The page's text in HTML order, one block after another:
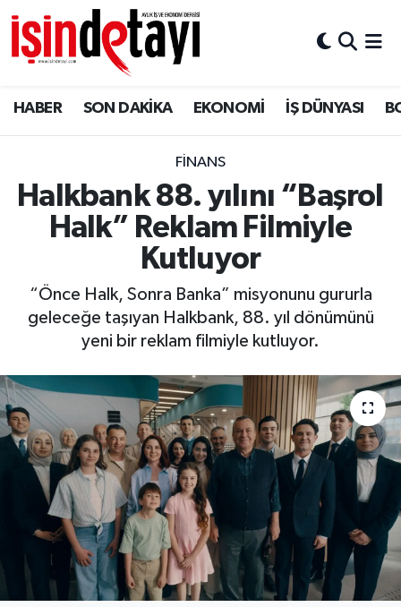
HABER SON DAKİKA EKONOMİ İŞ DÜNYASI
FİNANS
Halkbank 88. yılını “Başrol
Halk” Reklam Filmiyle
Kutluyor
“Önce Halk, Sonra Banka” misyonunu gururla
geleceğe taşıyan Halkbank, 88. yıl dönümünü
yeni bir reklam filmiyle kutluyor.
DÜNYA
Eğitim
ENERJİ HABERİ
GAYRİMENKUL
HABER
LOJİSTİK
MAGAZİN
OTO DETAY
SAĞLIK
SON DAKİKA
SPOR
Nöbetçi Eczaneler
Hava Durumu
İstanbul Namaz Vakitleri
Trafik Durumu
Süper Lig Puan Durumu ve Fikstür
Tüm Manşetler
Son Dakika Haberleri
Haber Arşivi